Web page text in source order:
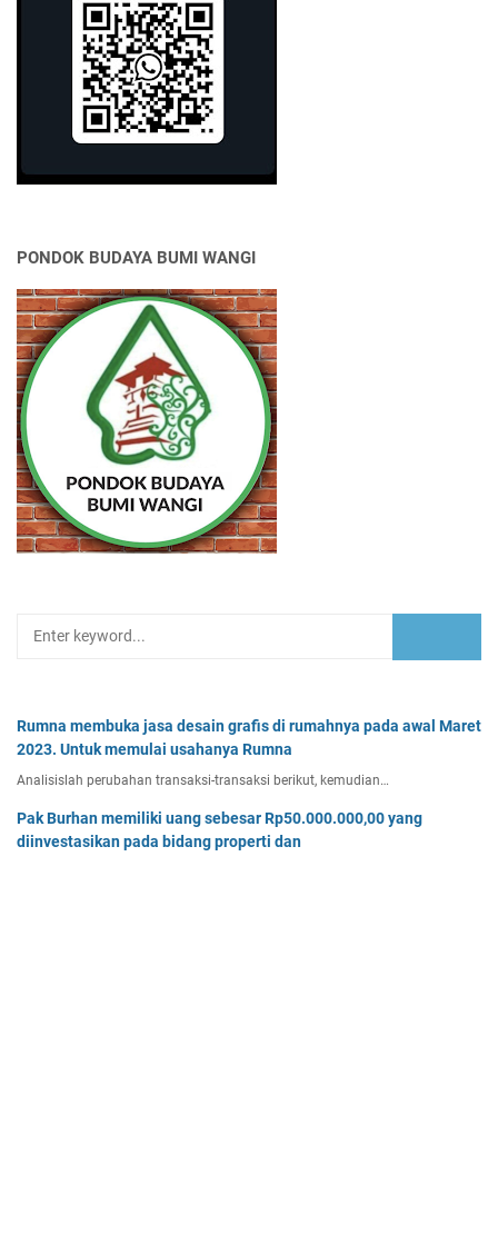
PONDOK BUDAYA BUMI WANGI
Rumna membuka jasa desain grafis di rumahnya pada awal Maret
2023. Untuk memulai usahanya Rumna
Analisislah perubahan transaksi-transaksi berikut, kemudian…
Pak Burhan memiliki uang sebesar Rp50.000.000,00 yang
diinvestasikan pada bidang properti dan